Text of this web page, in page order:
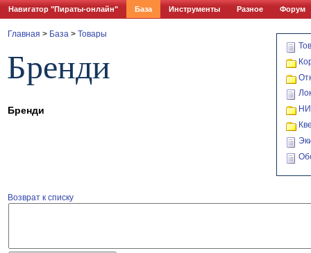
Навигатор "Пираты-онлайн" База Инструменты Разное Форум
Главная > База > Товары
Бренди
Бренди
Возврат к списку